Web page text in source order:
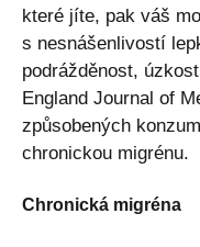
které jíte, pak váš
s nesnášenlivostí
podrážděnost,
England Journal of
způsobených
chronickou migrénu.
Chronická migréna